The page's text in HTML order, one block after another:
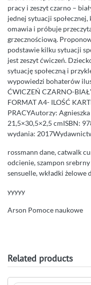
pracy i zeszyt czarno –
jednej sytuacji
omawia i próbuje
grzecznościową.
podstawie kilku sytuacji
jest zeszyt ćwiczeń.
sytuację społeczną i
wypowiedzi bohaterów
ĆWICZEŃ CZARNO-
FORMAT A4- ILOŚĆ
PRACYAutorzy:
21,5×30,5×2,5 cmISBN:
wydania:
rossmann dane, catwalk
odcienie, szampon
sensuelle, wkładki żelowe
yyyyy
Arson Pomoce naukowe
Related products